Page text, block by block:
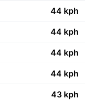
44 kph
44 kph
44 kph
44 kph
43 kph